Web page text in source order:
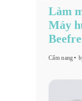
Làm
Máy
Cẩm nang